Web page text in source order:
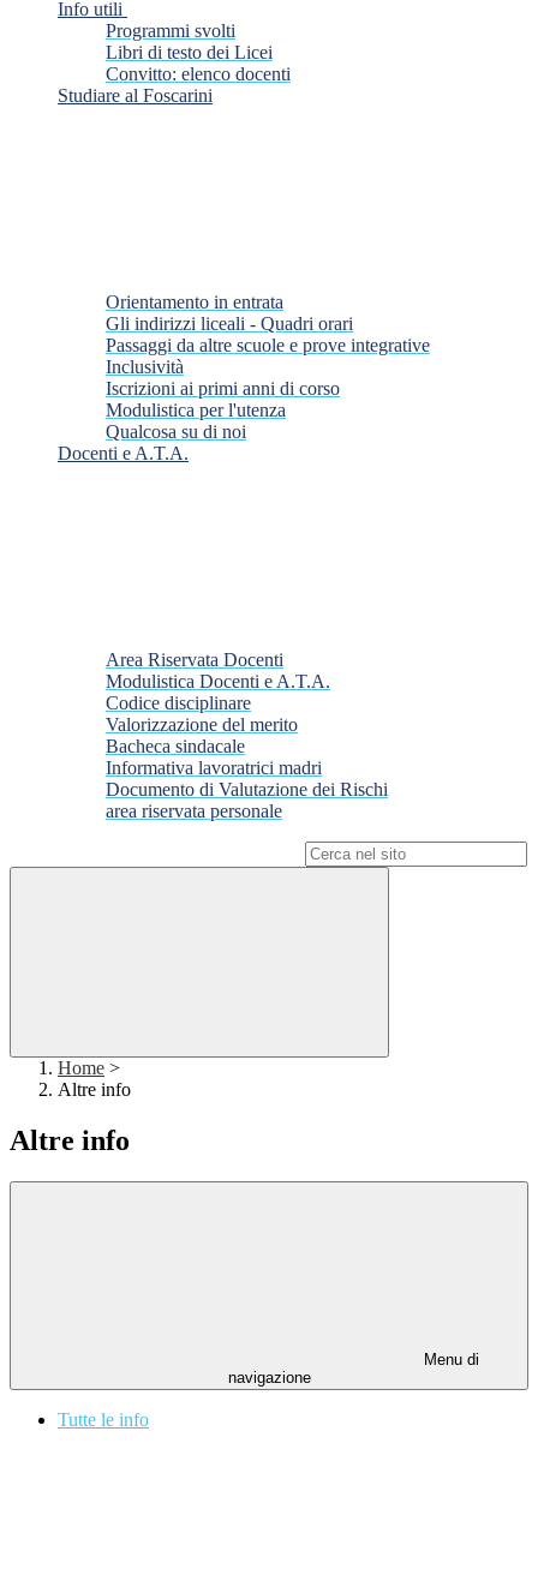
Info utili
Programmi svolti
Libri di testo dei Licei
Convitto: elenco docenti
Studiare al Foscarini
Orientamento in entrata
Gli indirizzi liceali - Quadri orari
Passaggi da altre scuole e prove integrative
Inclusività
Iscrizioni ai primi anni di corso
Modulistica per l'utenza
Qualcosa su di noi
Docenti e A.T.A.
Area Riservata Docenti
Modulistica Docenti e A.T.A.
Codice disciplinare
Valorizzazione del merito
Bacheca sindacale
Informativa lavoratrici madri
Documento di Valutazione dei Rischi
area riservata personale
Home >
Altre info
Altre info
Menu di
navigazione
Tutte le info